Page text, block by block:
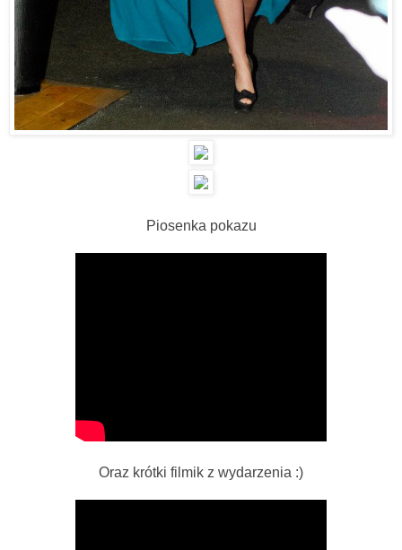
Piosenka pokazu
Oraz krótki filmik z wydarzenia :)